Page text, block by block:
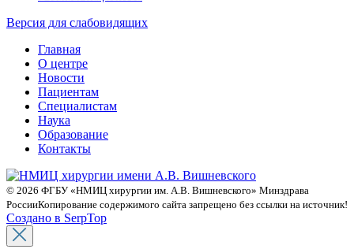
Версия для слабовидящих
Главная
О центре
Новости
Пациентам
Специалистам
Наука
Образование
Контакты
© 2026 ФГБУ «НМИЦ хирургии им. А.В. Вишневского» Минздрава
РоссииКопирование содержимого сайта запрещено без ссылки на источник!
Создано в SerpTop